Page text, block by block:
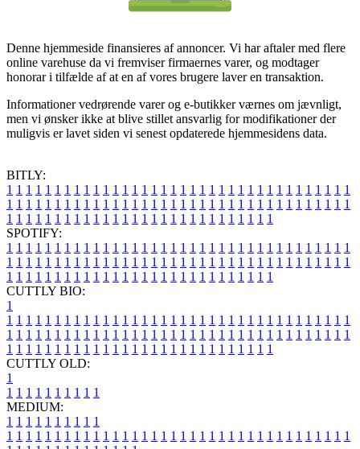
Denne hjemmeside finansieres af annoncer. Vi har aftaler med flere
online varehuse da vi fremviser firmaernes varer, og modtager
honorar i tilfælde af at en af vores brugere laver en transaktion.
Informationer vedrørende varer og e-butikker værnes om jævnligt,
men vi ønsker ikke at blive stillet ansvarlig for modifikationer der
muligvis er lavet siden vi senest opdaterede hjemmesidens data.
BITLY:
1 1 1 1 1 1 1 1 1 1 1 1 1 1 1 1 1 1 1 1 1 1 1 1 1 1 1 1 1 1 1 1 1 1 1 1
1 1 1 1 1 1 1 1 1 1 1 1 1 1 1 1 1 1 1 1 1 1 1 1 1 1 1 1 1 1 1 1 1 1 1 1
1 1 1 1 1 1 1 1 1 1 1 1 1 1 1 1 1 1 1 1 1 1 1 1 1 1 1 1
SPOTIFY:
1 1 1 1 1 1 1 1 1 1 1 1 1 1 1 1 1 1 1 1 1 1 1 1 1 1 1 1 1 1 1 1 1 1 1 1
1 1 1 1 1 1 1 1 1 1 1 1 1 1 1 1 1 1 1 1 1 1 1 1 1 1 1 1 1 1 1 1 1 1 1 1
1 1 1 1 1 1 1 1 1 1 1 1 1 1 1 1 1 1 1 1 1 1 1 1 1 1 1 1
CUTTLY BIO:
1
1 1 1 1 1 1 1 1 1 1 1 1 1 1 1 1 1 1 1 1 1 1 1 1 1 1 1 1 1 1 1 1 1 1 1 1
1 1 1 1 1 1 1 1 1 1 1 1 1 1 1 1 1 1 1 1 1 1 1 1 1 1 1 1 1 1 1 1 1 1 1 1
1 1 1 1 1 1 1 1 1 1 1 1 1 1 1 1 1 1 1 1 1 1 1 1 1 1 1 1
CUTTLY OLD:
1
1 1 1 1 1 1 1 1 1 1
MEDIUM:
1 1 1 1 1 1 1 1 1 1
1 1 1 1 1 1 1 1 1 1 1 1 1 1 1 1 1 1 1 1 1 1 1 1 1 1 1 1 1 1 1 1 1 1 1 1